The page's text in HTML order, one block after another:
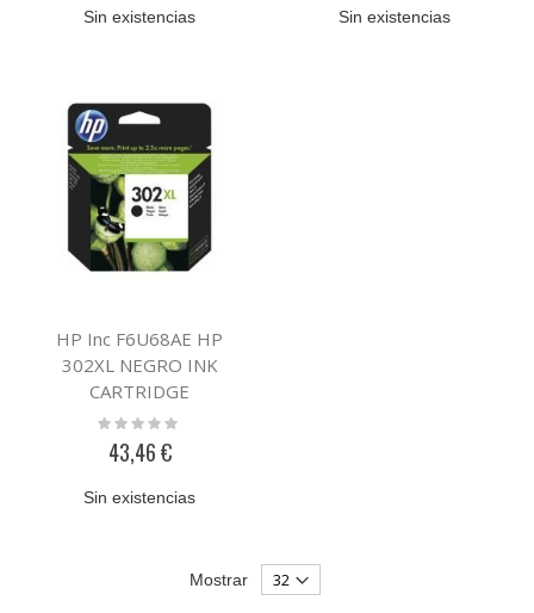
Sin existencias Sin existencias
HP Inc F6U68AE HP
302XL NEGRO INK
CARTRIDGE
Rating:
43,46 €
Sin existencias
Mostrar